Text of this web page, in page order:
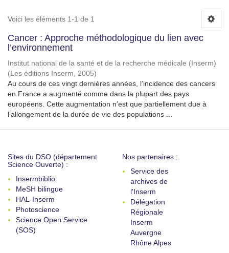
Voici les éléments 1-1 de 1
Cancer : Approche méthodologique du lien avec
l’environnement
Institut national de la santé et de la recherche médicale (Inserm)
(Les éditions Inserm, 2005)
Au cours de ces vingt dernières années, l’incidence des cancers
en France a augmenté comme dans la plupart des pays
européens. Cette augmentation n’est que partiellement due à
l’allongement de la durée de vie des populations ...
Sites du DSO (département
Science Ouverte) :
Insermbiblio
MeSH bilingue
HAL-Inserm
Photoscience
Science Open Service
(SOS)
Nos partenaires :
Service des
archives de
l'Inserm
Délégation
Régionale
Inserm
Auvergne
Rhône Alpes